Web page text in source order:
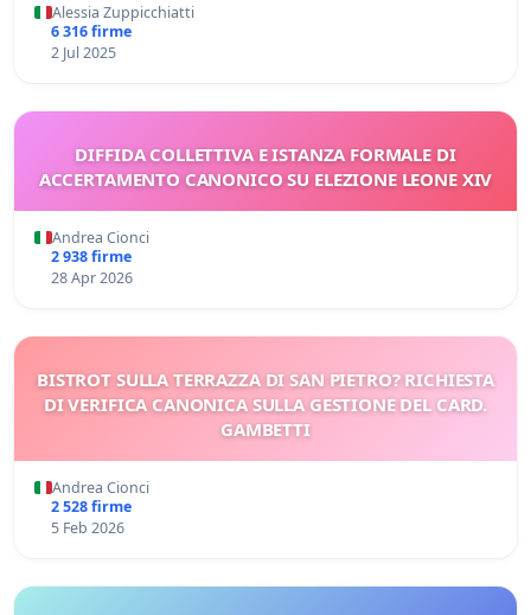
Alessia Zuppicchiatti
6 316 firme
2 Jul 2025
DIFFIDA COLLETTIVA E ISTANZA FORMALE DI
ACCERTAMENTO CANONICO SU ELEZIONE LEONE XIV
Andrea Cionci
2 938 firme
28 Apr 2026
BISTROT SULLA TERRAZZA DI SAN PIETRO? RICHIESTA
DI VERIFICA CANONICA SULLA GESTIONE DEL CARD.
GAMBETTI
Andrea Cionci
2 528 firme
5 Feb 2026